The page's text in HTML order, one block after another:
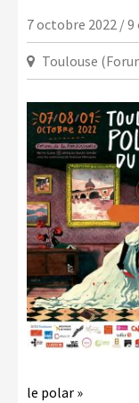
7 octobre 2022 /
Toulouse
le polar »